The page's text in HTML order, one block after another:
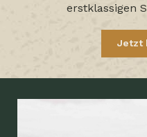
erstklassigen
Jetzt